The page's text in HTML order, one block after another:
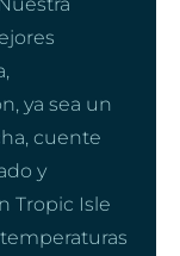
ya sea un
cuente
y
Tropic Isle